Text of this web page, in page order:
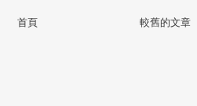
較舊的文章
首頁